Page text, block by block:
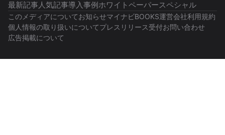
最新記事 人気記事導入事例ホワイトペーパースペシャル
このメディアについてお知らせマイナビBOOKS運営会社利用規約
個人情報の取り扱いについてプレスリリース受付お問い合わせ
広告掲載について